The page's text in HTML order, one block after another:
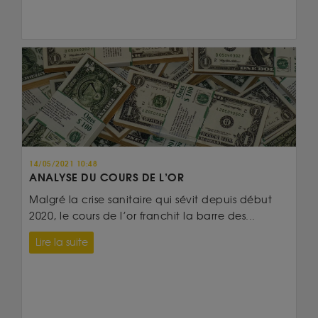
14/05/2021 10:48
ANALYSE DU COURS DE L’OR
Malgré la crise sanitaire qui sévit depuis début
2020, le cours de l’or franchit la barre des...
Lire la suite